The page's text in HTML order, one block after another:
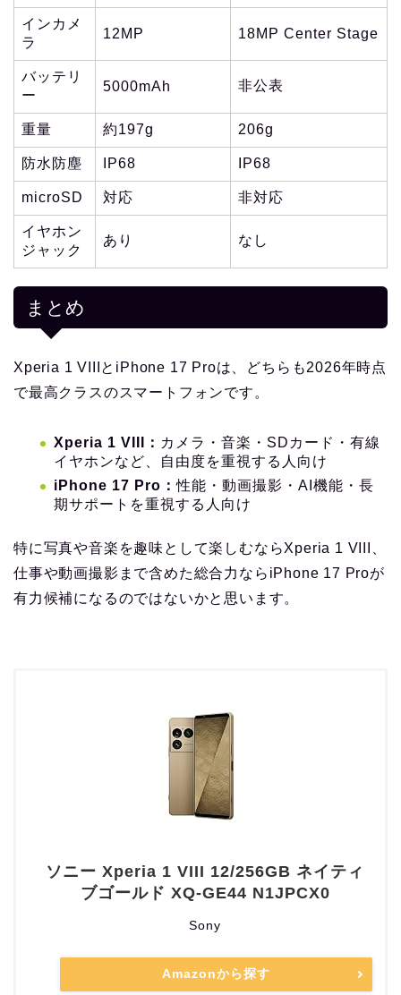
インカメ
ラ
12MP 18MP Center Stage
バッテリ
ー
5000mAh 非公表
重量 約197g 206g
防水防塵 IP68 IP68
microSD 対応 非対応
イヤホン
ジャック
あり なし
まとめ
Xperia 1 VIIIとiPhone 17 Proは、どちらも2026年時点
で最高クラスのスマートフォンです。
Xperia 1 VIII： カメラ・音楽・SDカード・有線
イヤホンなど、自由度を重視する人向け
iPhone 17 Pro：性能・動画撮影・AI機能・長
期サポートを重視する人向け
特に写真や音楽を趣味として楽しむならXperia 1 VIII、
仕事や動画撮影まで含めた総合力ならiPhone 17 Proが
有力候補になるのではないかと思います。
ソニー Xperia 1 VIII 12/256GB ネイティ
ブゴールド XQ-GE44 N1JPCX0
Sony
Amazonから探す